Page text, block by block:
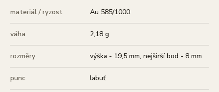
materiál / ryzost Au 585/1000
váha 2,18 g
rozměry výška - 19,5 mm, nejširší bod - 8 mm
punc labuť